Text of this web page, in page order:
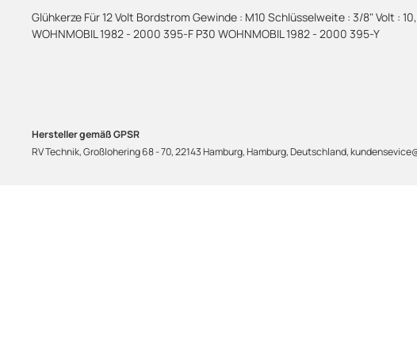
Glühkerze Für 12 Volt Bordstrom Gewinde : M10 Schlüsselweite : 3/8" Volt :
WOHNMOBIL 1982 - 2000 395-F P30 WOHNMOBIL 1982 - 2000 395-Y
Hersteller gemäß GPSR
RV Technik, Großlohering 68 - 70, 22143 Hamburg, Hamburg, Deutschland,